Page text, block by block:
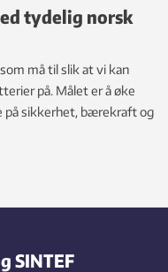
tydelig norsk
må til slik at vi kan
på. Målet er å øke
på sikkerhet, bærekraft og
SINTEF